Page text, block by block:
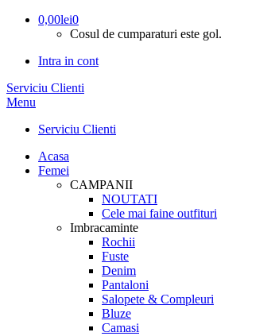
0,00lei0
Cosul de cumparaturi este gol.
Intra in cont
Serviciu Clienti
Menu
Serviciu Clienti
Acasa
Femei
CAMPANII
NOUTATI
Cele mai faine outfituri
Imbracaminte
Rochii
Fuste
Denim
Pantaloni
Salopete & Compleuri
Bluze
Camasi